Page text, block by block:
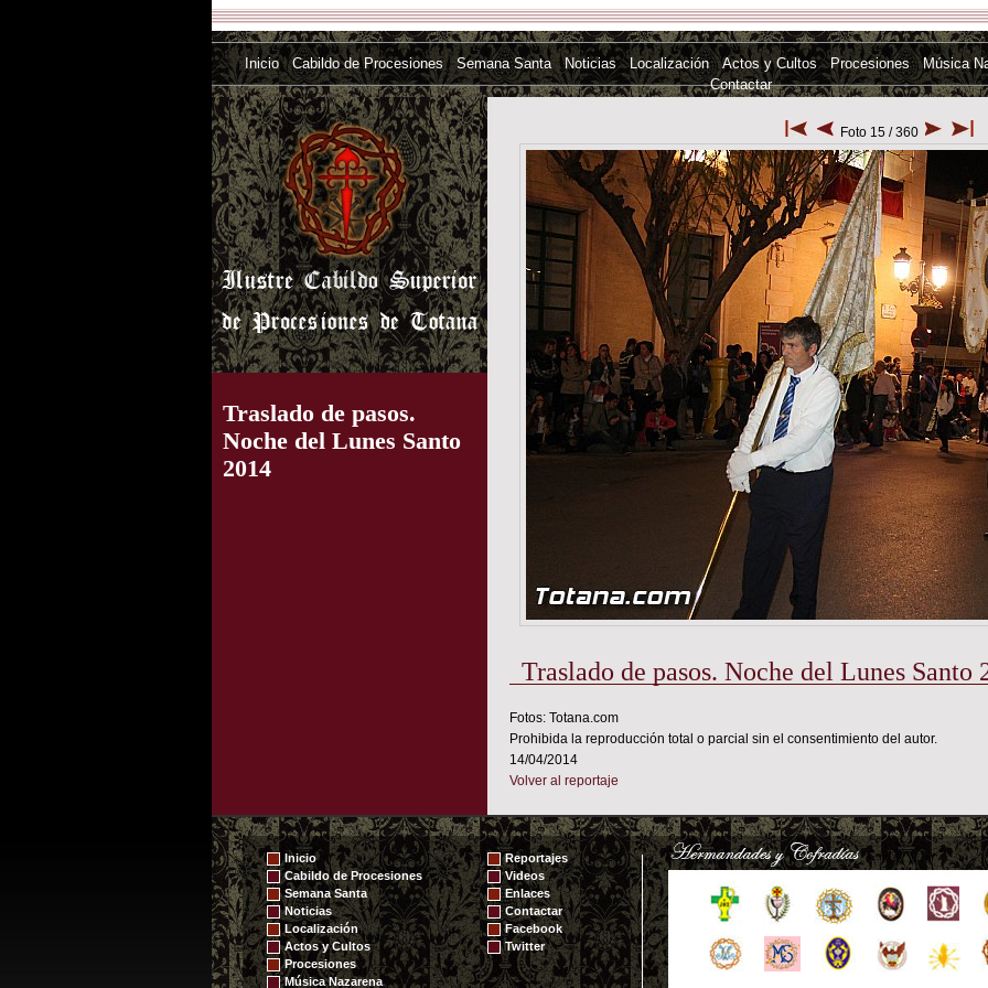
Inicio Cabildo de Procesiones Semana Santa Noticias Localización Actos y Cultos Procesiones
Música
Contactar
Traslado de pasos.
Noche del Lunes Santo
2014
Foto 15 / 360
Traslado de pasos. Noche del Lunes Santo
Fotos: Totana.com
Prohibida la reproducción total o parcial sin el consentimiento del autor.
14/04/2014
Volver al reportaje
Inicio
Cabildo de Procesiones
Semana Santa
Noticias
Localización
Actos y Cultos
Procesiones
Música Nazarena
Reportajes
Videos
Enlaces
Contactar
Facebook
Twitter